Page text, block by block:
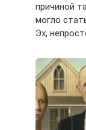
причиной
могло
Эх,